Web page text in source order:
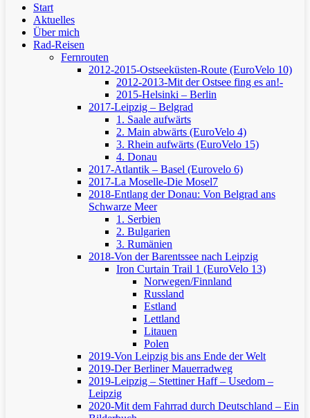
Start
Aktuelles
Über mich
Rad-Reisen
Fernrouten
2012-2015-Ostseeküsten-Route (EuroVelo 10)
2012-2013-Mit der Ostsee fing es an!-
2015-Helsinki – Berlin
2017-Leipzig – Belgrad
1. Saale aufwärts
2. Main abwärts (EuroVelo 4)
3. Rhein aufwärts (EuroVelo 15)
4. Donau
2017-Atlantik – Basel (Eurovelo 6)
2017-La Moselle-Die Mosel7
2018-Entlang der Donau: Von Belgrad ans
Schwarze Meer
1. Serbien
2. Bulgarien
3. Rumänien
2018-Von der Barentssee nach Leipzig
Iron Curtain Trail 1 (EuroVelo 13)
Norwegen/Finnland
Russland
Estland
Lettland
Litauen
Polen
2019-Von Leipzig bis ans Ende der Welt
2019-Der Berliner Mauerradweg
2019-Leipzig – Stettiner Haff – Usedom –
Leipzig
2020-Mit dem Fahrrad durch Deutschland – Ein